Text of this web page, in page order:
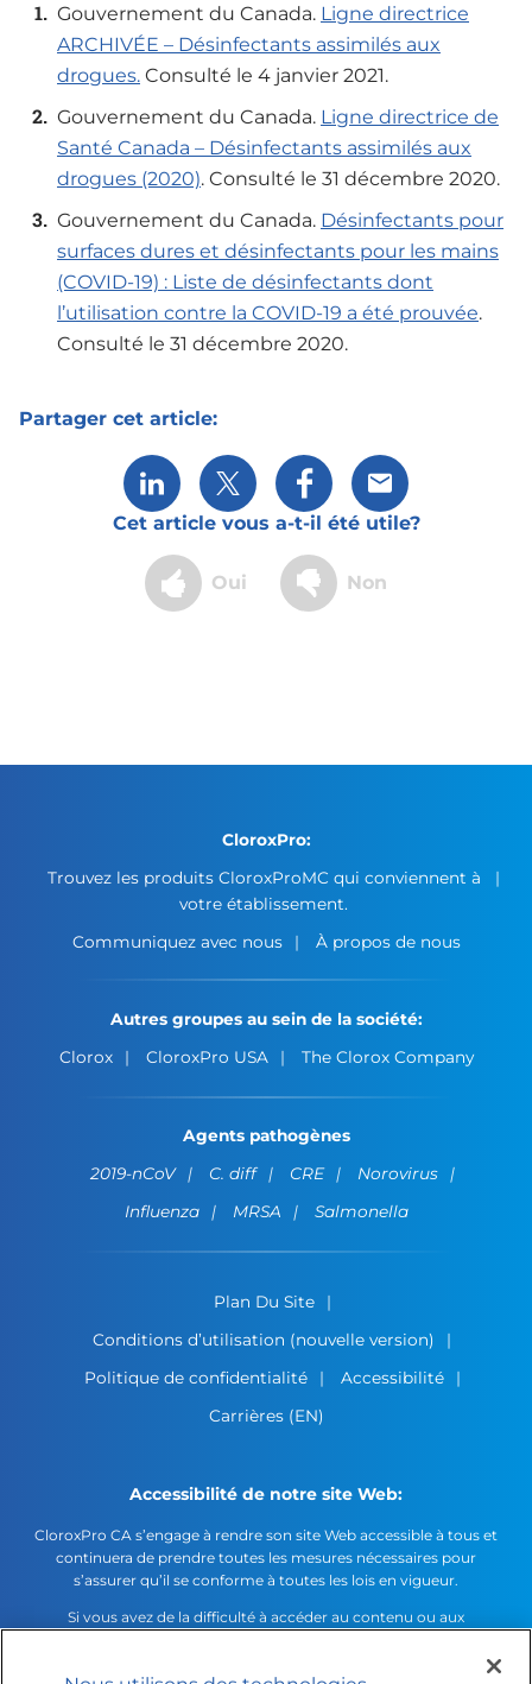
Gouvernement du Canada. Ligne directrice
ARCHIVÉE – Désinfectants assimilés aux
drogues. Consulté le 4 janvier 2021.
Gouvernement du Canada. Ligne directrice de
Santé Canada – Désinfectants assimilés aux
drogues (2020). Consulté le 31 décembre 2020.
Gouvernement du Canada. Désinfectants pour
surfaces dures et désinfectants pour les mains
(COVID-19) : Liste de désinfectants dont
l’utilisation contre la COVID-19 a été prouvée.
Consulté le 31 décembre 2020.
Partager cet article:
Share via LinkedIn
Share via XPartager via Facebook
Partager via
Cet article vous a-t-il été utile?
Oui Non
CloroxPro:
Trouvez les produits CloroxProMC qui conviennent à
votre établissement.
Communiquez avec nous
À propos de nous
Autres groupes au sein de la société:
Clorox
CloroxPro USA The Clorox Company
Agents pathogènes
2019-nCoV
C. diff CRE
Norovirus
Influenza
MRSA Salmonella
Plan Du Site
Conditions d’utilisation (nouvelle version)
Politique de confidentialité
Accessibilité
Carrières (EN)
Accessibilité de notre site Web:
CloroxPro CA s’engage à rendre son site Web accessible à tous et
continuera de prendre toutes les mesures nécessaires pour
s’assurer qu’il se conforme à toutes les lois en vigueur.
Si vous avez de la difficulté à accéder au contenu ou aux